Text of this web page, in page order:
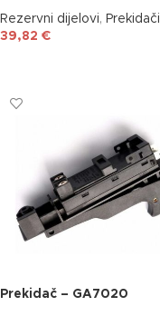
Rezervni dijelovi, Prekidači
39,82 €
Prekidač – GA7020